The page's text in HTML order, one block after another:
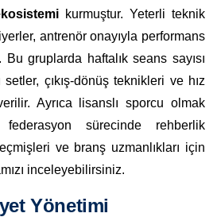
kurmuştur. Yeterli teknik
antrenör onayıyla performans
gruplarda haftalık seans sayısı
setler, çıkış-dönüş teknikleri ve hız
Ayrıca lisanslı sporcu olmak
sürecinde rehberlik
ve branş uzmanlıkları için
inceleyebilirsiniz.
Yönetimi